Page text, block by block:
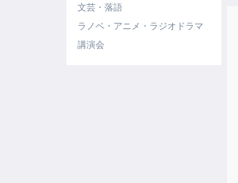
文芸・落語
ラノベ・アニメ・ラジオドラマ
講演会